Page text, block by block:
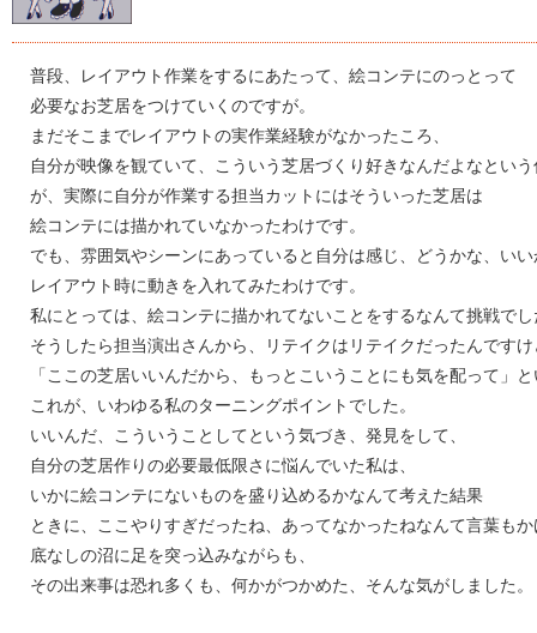
普段、レイアウト作業をするにあたって、絵コンテにのっとって
必要なお芝居をつけていくのですが。
まだそこまでレイアウトの実作業経験がなかったころ、
自分が映像を観ていて、こういう芝居づくり好きなんだよなとい
が、実際に自分が作業する担当カットにはそういった芝居は
絵コンテには描かれていなかったわけです。
でも、雰囲気やシーンにあっていると自分は感じ、どうかな、い
レイアウト時に動きを入れてみたわけです。
私にとっては、絵コンテに描かれてないことをするなんて挑戦で
そうしたら担当演出さんから、リテイクはリテイクだったんですけ
「ここの芝居いいんだから、もっとこいうことにも気を配って」
これが、いわゆる私のターニングポイントでした。
いいんだ、こういうことしてという気づき、発見をして、
自分の芝居作りの必要最低限さに悩んでいた私は、
いかに絵コンテにないものを盛り込めるかなんて考えた結果
ときに、ここやりすぎだったね、あってなかったねなんて言葉も
底なしの沼に足を突っ込みながらも、
その出来事は恐れ多くも、何かがつかめた、そんな気がしました。